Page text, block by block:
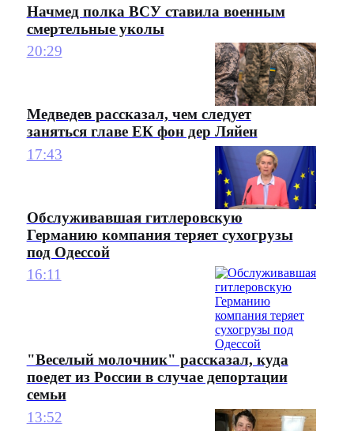
Начмед полка ВСУ ставила военным
смертельные уколы
20:29
Медведев рассказал, чем следует
заняться главе ЕК фон дер Ляйен
17:43
Обслуживавшая гитлеровскую
Германию компания теряет сухогрузы
под Одессой
16:11
"Веселый молочник" рассказал, куда
поедет из России в случае депортации
семьи
13:52